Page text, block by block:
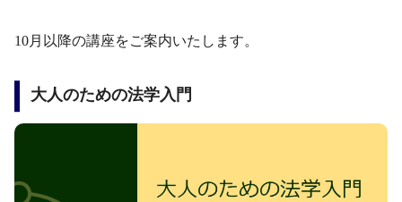
10月以降の講座をご案内いたします。
大人のための法学入門